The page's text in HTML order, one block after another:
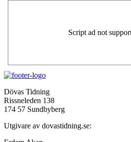
Dövas Tidning
Rissneleden 138
174 57 Sundbyberg
Utgivare av dovastidning.se: